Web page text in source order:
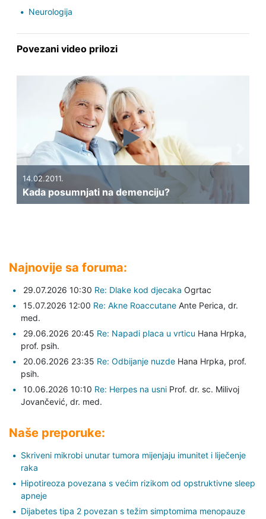
Neurologija
Povezani video prilozi
14.02.2011.
Kada posumnjati na demenciju?
Previous
Najnovije sa foruma:
29.07.2026 10:30 Re: Dlake kod djecaka Ogrtac
15.07.2026 12:00 Re: Akne Roaccutane Ante Perica, dr.
med.
29.06.2026 20:45 Re: Napadi placa u vrticu Hana Hrpka,
prof. psih.
20.06.2026 23:35 Re: Odbijanje nuzde Hana Hrpka, prof.
psih.
10.06.2026 10:10 Re: Herpes na usni Prof. dr. sc. Milivoj
Jovančević, dr. med.
Naše preporuke:
Skriveni mikrobi unutar tumora mijenjaju imunitet i liječenje
raka
Hipotireoza povezana s većim rizikom od opstruktivne sleep
apneje
Dijabetes tipa 2 povezan s težim simptomima menopauze